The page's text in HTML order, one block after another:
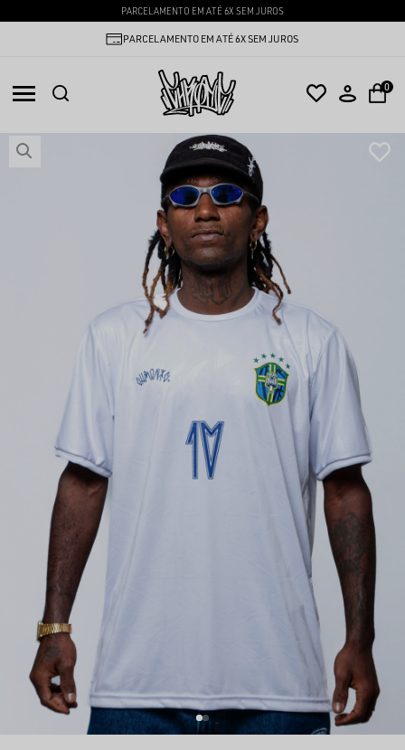
PARCELAMENTO EM ATÉ 6X SEM JUROS
PARCELAMENTO EM ATÉ 6X SEM JUROS
0